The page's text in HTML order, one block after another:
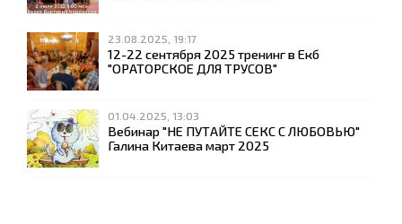
23.08.2025, 19:17
12-22 сентября 2025 тренинг в Екб
"ОРАТОРСКОЕ ДЛЯ ТРУСОВ"
01.04.2025, 13:03
Вебинар "НЕ ПУТАЙТЕ СЕКС С ЛЮБОВЬЮ"
Галина Китаева март 2025